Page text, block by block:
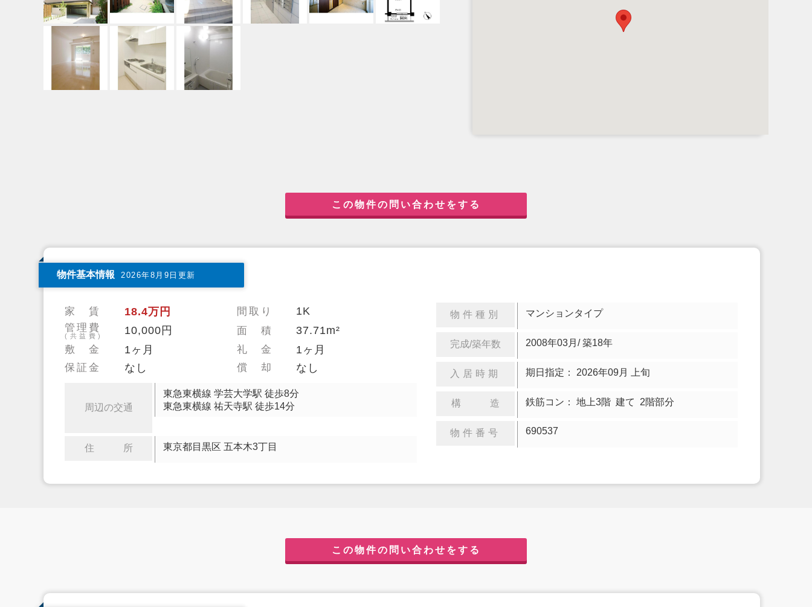
この物件の問い合わせをする
物件基本情報 2026年8月9日更新
家 賃 18.4万円 間取り 1K
管理費
(共益費) 10,000円 面 積 37.71m²
敷 金 1ヶ月 礼 金 1ヶ月
保証金 なし 償 却 なし
周辺の交通
東急東横線 学芸大学駅 徒歩8分
東急東横線 祐天寺駅 徒歩14分
住 所 東京都目黒区 五本木3丁目
物件種別 マンションタイプ
完成/築年数 2008年03月/ 築18年
入居時期 期日指定： 2026年09月 上旬
構 造 鉄筋コン： 地上3階 建て 2階部分
物件番号 690537
この物件の問い合わせをする